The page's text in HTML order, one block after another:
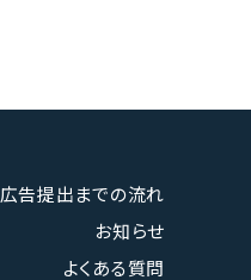
広告提出までの流れ
お知らせ
よくある質問